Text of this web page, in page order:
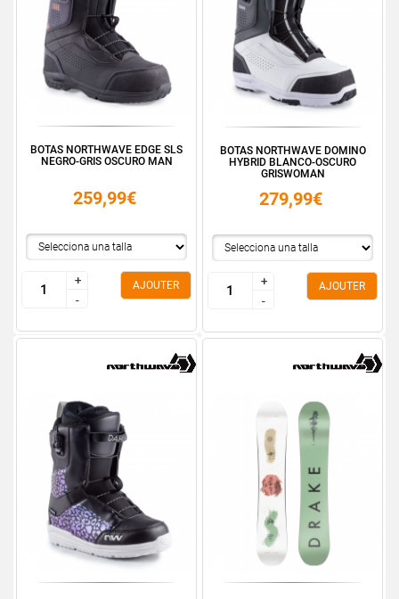
BOTAS NORTHWAVE EDGE SLS
NEGRO-GRIS OSCURO MAN
259,99€
+
-
+
-
AJOUTER
BOTAS NORTHWAVE DOMINO
HYBRID BLANCO-OSCURO
GRISWOMAN
279,99€
+
-
+
-
AJOUTER